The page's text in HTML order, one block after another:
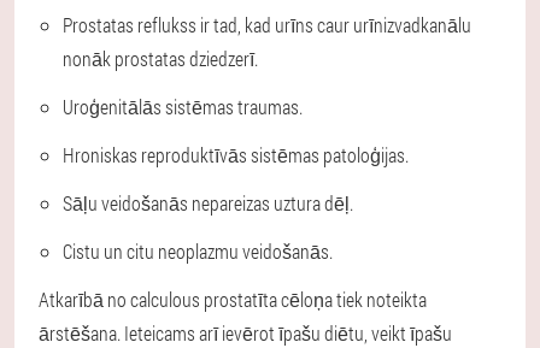
Prostatas reflukss ir tad, kad urīns caur urīnizvadkanālu
nonāk prostatas dziedzerī.
Uroģenitālās sistēmas traumas.
Hroniskas reproduktīvās sistēmas patoloģijas.
Sāļu veidošanās nepareizas uztura dēļ.
Cistu un citu neoplazmu veidošanās.
Atkarībā no calculous prostatīta cēloņa tiek noteikta
ārstēšana. Ieteicams arī ievērot īpašu diētu, veikt īpašu